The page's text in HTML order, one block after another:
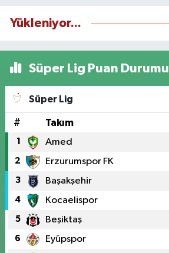
Yükleniyor...
Süper Lig Puan Durumu
Süper Lig
# Takım
1 Amed
2 Erzurumspor FK
3 Başakşehir
4 Kocaelispor
5 Beşiktaş
6 Eyüpspor